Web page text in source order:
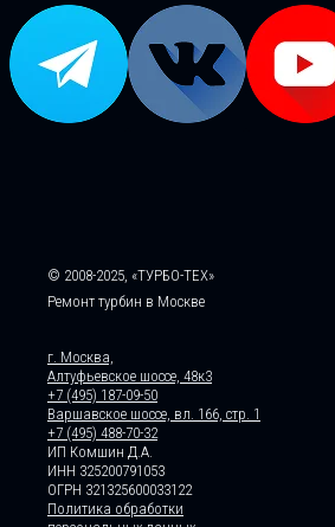
© 2008-2025, «ТУРБО-ТЕХ»
Ремонт турбин в Москве
г. Москва,
Алтуфьевское шоссе, 48к3
+7 (495) 187-09-50
Варшавское шоссе, вл. 166, стр. 1
+7 (495) 488-70-32
ИП Комшин Д.А.
ИНН 325200791053
ОГРН 321325600033122
Политика обработки